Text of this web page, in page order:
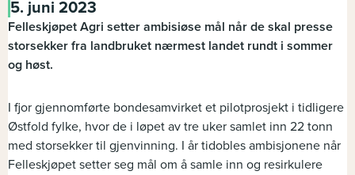
5. juni 2023
Felleskjøpet Agri setter ambisiøse mål når de skal presse
storsekker fra landbruket nærmest landet rundt i sommer
og høst.
I fjor gjennomførte bondesamvirket et pilotprosjekt i tidligere
Østfold fylke, hvor de i løpet av tre uker samlet inn 22 tonn
med storsekker til gjenvinning. I år tidobles ambisjonene når
Felleskjøpet setter seg mål om å samle inn og resirkulere